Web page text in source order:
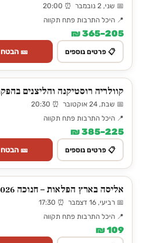
📅 שני, 2 נובמבר ⏰ 20:00
📍 היכל התרבות פתח תקווה
205–365 ₪
📋 פרטים נוספים 🎫
קוולריה רוסטיקנה והליצנים
📅 שבת, 24 אוקטובר ⏰ 20:30
📍 היכל התרבות פתח תקווה
225–385 ₪
📋 פרטים נוספים 🎫
אליסה בארץ הפלאות – חנוכה 2026
📅 רביעי, 16 דצמבר ⏰ 17:30
📍 היכל התרבות פתח תקווה
109 ₪